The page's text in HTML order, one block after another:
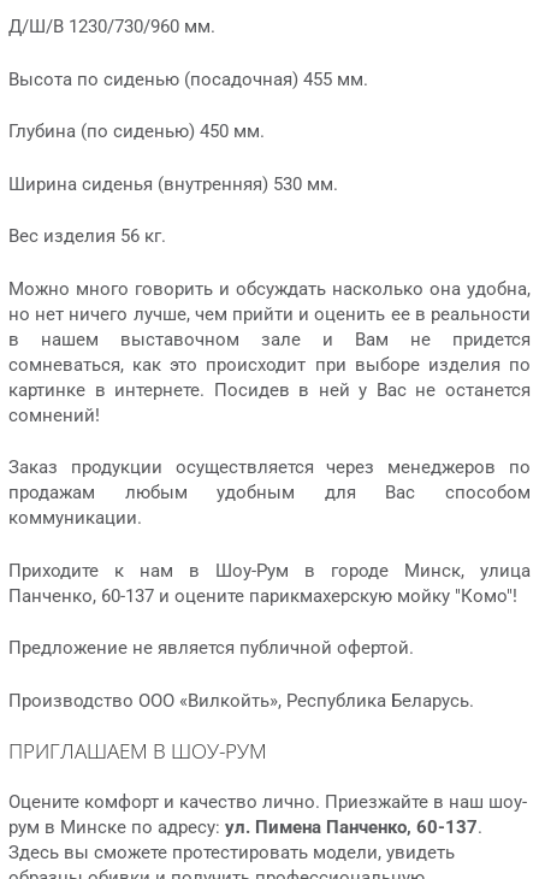
Д/Ш/В 1230/730/960 мм.
Высота по сиденью (посадочная) 455 мм.
Глубина (по сиденью) 450 мм.
Ширина сиденья (внутренняя) 530 мм.
Вес изделия 56 кг.
Можно много говорить и обсуждать насколько она удобна,
но нет ничего лучше, чем прийти и оценить ее в реальности
в нашем выставочном зале и Вам не придется
сомневаться, как это происходит при выборе изделия по
картинке в интернете. Посидев в ней у Вас не останется
сомнений!
Заказ продукции осуществляется через менеджеров по
продажам любым удобным для Вас способом
коммуникации.
Приходите к нам в Шоу-Рум в городе Минск, улица
Панченко, 60-137 и оцените парикмахерскую мойку "Комо"!
Предложение не является публичной офертой.
Производство ООО «Вилкойть», Республика Беларусь.
ПРИГЛАШАЕМ В ШОУ-РУМ
Оцените комфорт и качество лично. Приезжайте в наш шоу-
рум в Минске по адресу: ул. Пимена Панченко, 60-137.
Здесь вы сможете протестировать модели, увидеть